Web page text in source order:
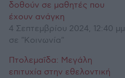
δοθούν σε μαθητές που
έχουν ανάγκη
4 Σεπτεμβρίου 2024, 12:40 μμ
σε "Κοινωνία"
Πτολεμαΐδα: Μεγάλη
επιτυχία στην εθελοντική